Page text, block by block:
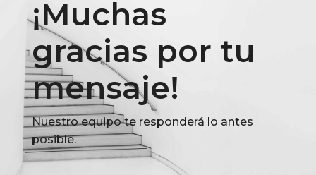
¡Muchas
gracias por tu
mensaje!
Nuestro equipo te responderá lo antes
posible.